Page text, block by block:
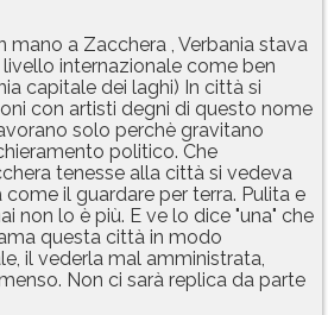
mano a Zacchera , Verbania stava
internazionale come ben
capitale dei laghi) In città si
con artisti degni di questo nome
solo perchè gravitano
politico. Che
tenesse alla città si vedeva
il guardare per terra. Pulita e
non lo è più. E ve lo dice "una" che
questa città in modo
il vederla mal amministrata,
Non ci sarà replica da parte